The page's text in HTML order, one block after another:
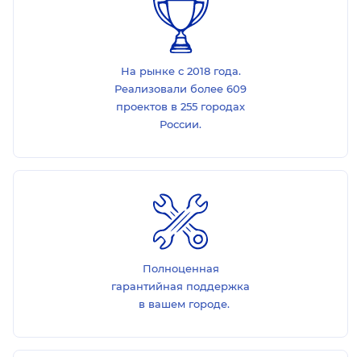
На рынке с 2018 года.
Реализовали более 609
проектов в 255 городах
России.
Полноценная
гарантийная поддержка
в вашем городе.